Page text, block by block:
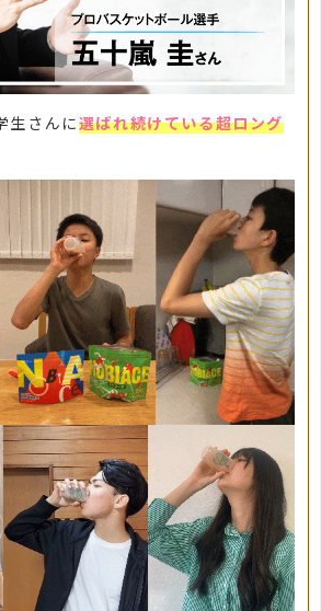
生さんに選ばれ続けている超ロング